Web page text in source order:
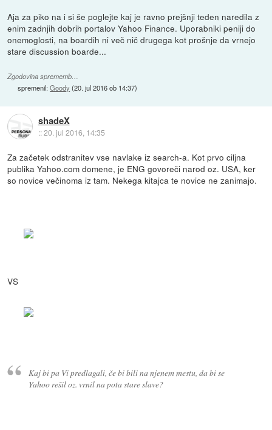
Aja za piko na i si še poglejte kaj je ravno prejšnji teden naredila z
enim zadnjih dobrih portalov Yahoo Finance. Uporabniki peniji do
onemoglosti, na boardih ni več nič drugega kot prošnje da vrnejo
stare discussion boarde...
Zgodovina sprememb…
spremenil:Goody (20. jul 2016 ob 14:37)
shadeX
::20. jul 2016, 14:35
Za začetek odstranitev vse navlake iz search-a. Kot prvo ciljna
publika Yahoo.com domene, je ENG govoreči narod oz. USA, ker
so novice večinoma iz tam. Nekega kitajca te novice ne zanimajo.
VS
Kaj bi pa Vi predlagali, če bi bili na njenem mestu, da bi se
Yahoo rešil oz. vrnil na pota stare slave?